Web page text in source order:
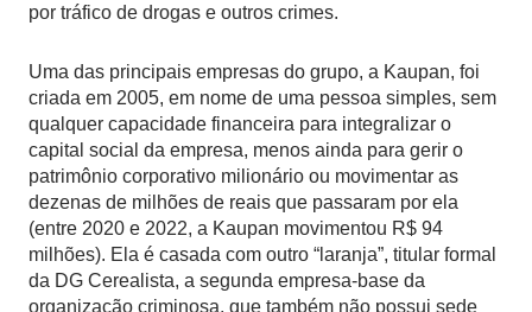
por tráfico de drogas e outros crimes.
Uma das principais empresas do grupo, a Kaupan, foi
criada em 2005, em nome de uma pessoa simples, sem
qualquer capacidade financeira para integralizar o
capital social da empresa, menos ainda para gerir o
patrimônio corporativo milionário ou movimentar as
dezenas de milhões de reais que passaram por ela
(entre 2020 e 2022, a Kaupan movimentou R$ 94
milhões). Ela é casada com outro “laranja”, titular formal
da DG Cerealista, a segunda empresa-base da
organização criminosa, que também não possui sede